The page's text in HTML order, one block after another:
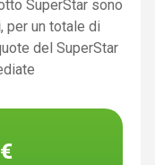
SuperStar sono
, per un totale di
del SuperStar